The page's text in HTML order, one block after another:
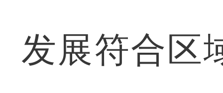
发展符合区